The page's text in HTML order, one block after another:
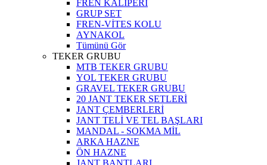
FREN KALİPERİ
GRUP SET
FREN-VİTES KOLU
AYNAKOL
Tümünü Gör
TEKER GRUBU
MTB TEKER GRUBU
YOL TEKER GRUBU
GRAVEL TEKER GRUBU
20 JANT TEKER SETLERİ
JANT ÇEMBERLERİ
JANT TELİ VE TEL BAŞLARI
MANDAL - SOKMA MİL
ARKA HAZNE
ÖN HAZNE
JANT BANTLARI